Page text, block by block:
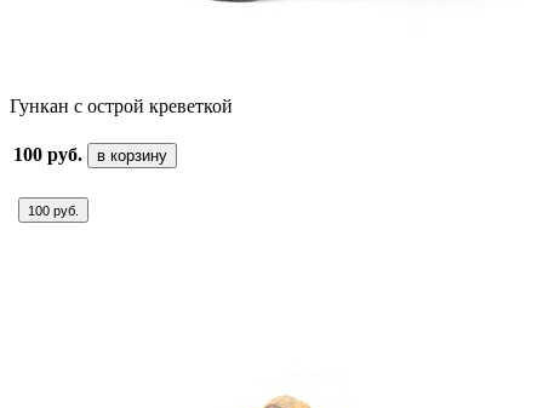
Гункан с острой креветкой
100 руб. в корзину
100 руб.